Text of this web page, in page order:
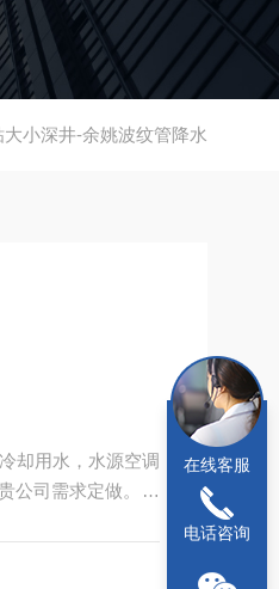
大小深井-余姚波纹管降水
却用水，水源空调
公司需求定做。工
在线客服
电话咨询